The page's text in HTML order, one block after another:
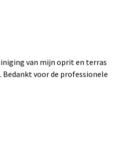
van mijn oprit en terras
voor de professionele